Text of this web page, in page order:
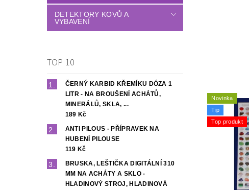
DETEKTORY KOVŮ A
VYBAVENÍ
TOP 10
ČERNÝ KARBID KŘEMÍKU DÓZA 1
LITR - NA BROUŠENÍ ACHÁTŮ,
MINERÁLŮ, SKLA, ...
189 Kč
ANTI PILOUS - PŘÍPRAVEK NA
HUBENÍ PILOUSE
119 Kč
BRUSKA, LEŠTIČKA DIGITÁLNÍ 310
MM NA ACHÁTY A SKLO -
HLADINOVÝ STROJ, HLADINOVÁ
Novinka
Tip
Top produkt